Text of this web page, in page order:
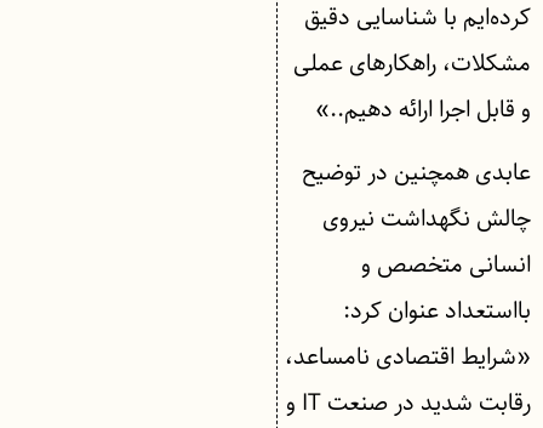
کرده‌ایم با شناسایی دقیق
مشکلات، راهکارهای عملی
و قابل اجرا ارائه دهیم..»
عابدی همچنین در توضیح
چالش نگهداشت نیروی
انسانی متخصص و
بااستعداد عنوان کرد:
«شرایط اقتصادی نامساعد،
رقابت شدید در صنعت IT و